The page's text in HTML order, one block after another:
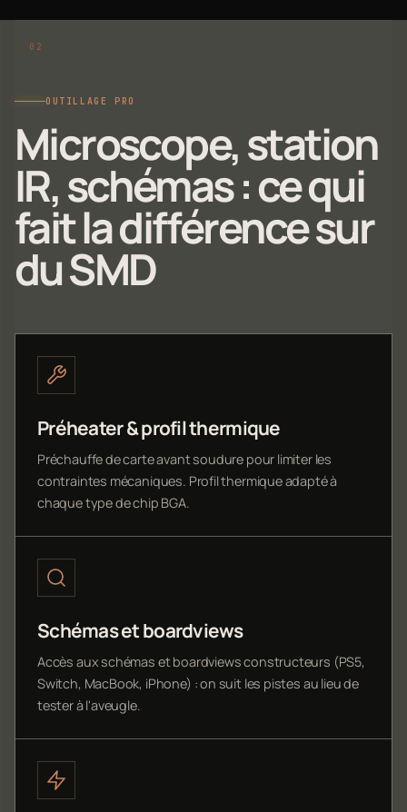
OUTILLAGE PRO
Microscope, station
IR, schémas : ce qui
fait la différence sur
du SMD
Préheater & profil thermique
Préchauffe de carte avant soudure pour limiter les
contraintes mécaniques. Profil thermique adapté à
chaque type de chip BGA.
Schémas et boardviews
Accès aux schémas et boardviews constructeurs (PS5,
Switch, MacBook, iPhone) : on suit les pistes au lieu de
tester à l'aveugle.